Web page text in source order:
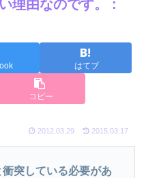
理由なのです。 :
はてブ
コピー
2012.03.29 2015.03.17
突している必要があ